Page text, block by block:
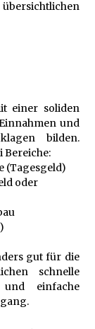
einer soliden
und
bilden.
Bereiche:
(Tagesgeld)
oder
gut für die
schnelle
und einfache